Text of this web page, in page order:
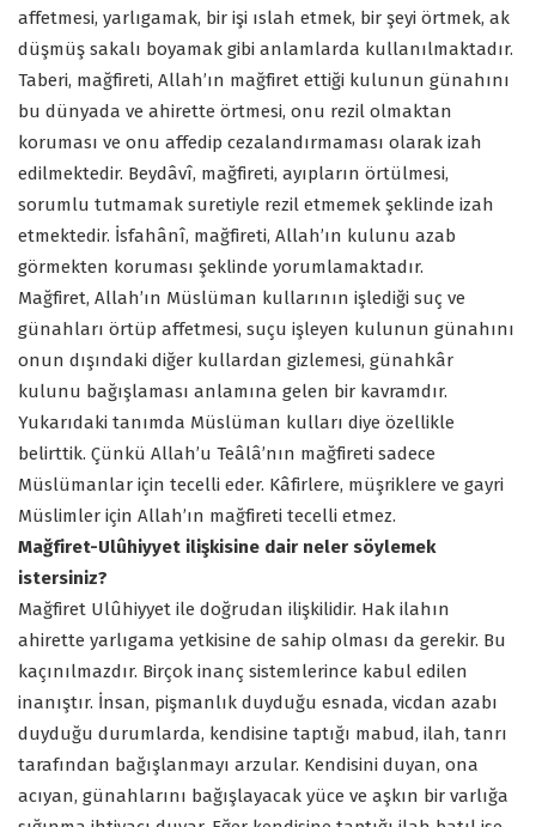
affetmesi, yarlıgamak, bir işi ıslah etmek, bir şeyi örtmek, ak
düşmüş sakalı boyamak gibi anlamlarda kullanılmaktadır.
Taberi, mağfireti, Allah’ın mağfiret ettiği kulunun günahını
bu dünyada ve ahirette örtmesi, onu rezil olmaktan
koruması ve onu affedip cezalandırmaması olarak izah
edilmektedir. Beydâvî, mağfireti, ayıpların örtülmesi,
sorumlu tutmamak suretiyle rezil etmemek şeklinde izah
etmektedir. İsfahânî, mağfireti, Allah’ın kulunu azab
görmekten koruması şeklinde yorumlamaktadır.
Mağfiret, Allah’ın Müslüman kullarının işlediği suç ve
günahları örtüp affetmesi, suçu işleyen kulunun günahını
onun dışındaki diğer kullardan gizlemesi, günahkâr
kulunu bağışlaması anlamına gelen bir kavramdır.
Yukarıdaki tanımda Müslüman kulları diye özellikle
belirttik. Çünkü Allah’u Teâlâ’nın mağfireti sadece
Müslümanlar için tecelli eder. Kâfirlere, müşriklere ve gayri
Müslimler için Allah’ın mağfireti tecelli etmez.
Mağfiret-Ulûhiyyet ilişkisine dair neler söylemek
istersiniz?
Mağfiret Ulûhiyyet ile doğrudan ilişkilidir. Hak ilahın
ahirette yarlıgama yetkisine de sahip olması da gerekir. Bu
kaçınılmazdır. Birçok inanç sistemlerince kabul edilen
inanıştır. İnsan, pişmanlık duyduğu esnada, vicdan azabı
duyduğu durumlarda, kendisine taptığı mabud, ilah, tanrı
tarafından bağışlanmayı arzular. Kendisini duyan, ona
acıyan, günahlarını bağışlayacak yüce ve aşkın bir varlığa